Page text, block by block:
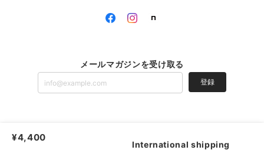
メールマガジンを受け取る
登録
Paris Design Art |
約
¥4,400
International shipping